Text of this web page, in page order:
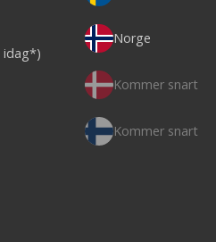
idag*)
Norge
Kommer snart
Kommer snart